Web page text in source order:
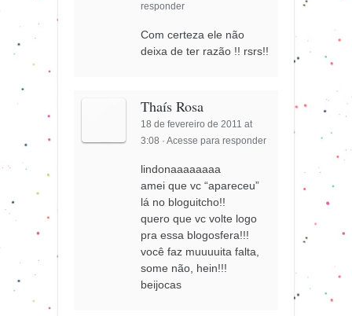
responder
Com certeza ele não
deixa de ter razão !! rsrs!!
Thaís Rosa
18 de fevereiro de 2011 at
3:08 ·Acesse para responder
lindonaaaaaaaa
amei que vc “apareceu”
lá no bloguitcho!!
quero que vc volte logo
pra essa blogosfera!!!
você faz muuuuita falta,
some não, hein!!!
beijocas